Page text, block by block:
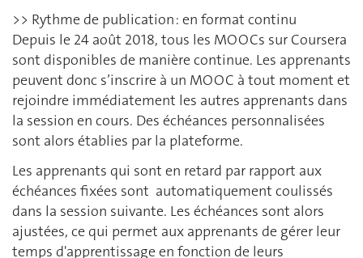
>> Rythme de publication : en format continu
Depuis le 24 août 2018, tous les MOOCs sur Coursera
sont disponibles de manière continue. Les apprenants
peuvent donc s’inscrire à un MOOC à tout moment et
rejoindre immédiatement les autres apprenants dans
la session en cours. Des échéances personnalisées
sont alors établies par la plateforme.
Les apprenants qui sont en retard par rapport aux
échéances fixées sont automatiquement coulissés
dans la session suivante. Les échéances sont alors
ajustées, ce qui permet aux apprenants de gérer leur
temps d'apprentissage en fonction de leurs